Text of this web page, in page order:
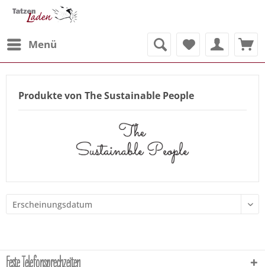
Menü
Produkte von The Sustainable People
Feste Telefonsprechzeiten